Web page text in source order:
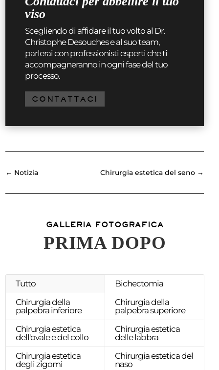
viso
Scegliendo di affidare il tuo volto al Dr.
Christophe Desouches e al suo team,
parlerai con professionisti esperti che ti
accompagneranno in ogni fase del tuo
processo.
CONTATTACI
← Notizia Chirurgia estetica del seno→
GALLERIA FOTOGRAFICA
PRIMA DOPO
Tutto
Bichectomia
Chirurgia della
palpebra inferiore
Chirurgia della
palpebra superiore
Chirurgia estetica
dell'ovale e del collo
Chirurgia estetica
delle labbra
Chirurgia estetica
degli zigomi
Chirurgia estetica del
naso